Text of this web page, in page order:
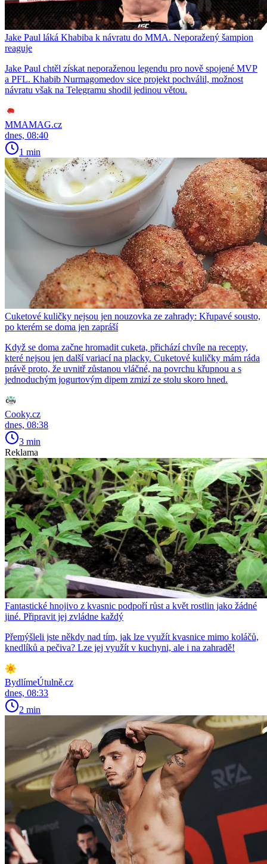
Jake Paul láká Khabiba k návratu do MMA. Neporažený šampion
reaguje
Jake Paul chtěl získat neporaženou legendu pro nově spojené MVP
a PFL. Khabib Nurmagomedov sice projekt pochválil, možnost
návratu však na Telegramu shodil jedinou větou.
MMAMAG.cz
dnes, 08:40
1 min
Cuketové kuličky nejsou jen nouzovka ze zahrady: Křupavé sousto,
po kterém se doma jen zapráší
Když se doma začne hromadit cuketa, přichází chvíle na recepty,
které nejsou jen další variací na placky. Cuketové kuličky mám ráda
právě proto, že uvnitř zůstanou vláčné, na povrchu křupnou a s
jednoduchým jogurtovým dipem zmizí ze stolu skoro hned.
Cooky.cz
dnes, 08:38
3 min
Reklama
Fantastické hnojivo z kvasnic podpoří růst a květ rostlin jako žádné
jiné. Připravit jej zvládne každý
Přemýšleli jste někdy nad tím, jak lze využít kvasnice mimo koláčů,
knedlíků a pečiva? Lze jej využít v kuchyni, ale i na zahradě!
BydlímeÚtulně.cz
dnes, 08:33
2 min